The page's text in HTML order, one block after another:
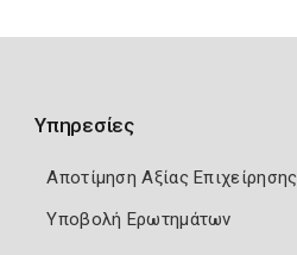
Υπηρεσίες
Αποτίμηση Αξίας Επιχείρησης
Υποβολή Ερωτημάτων